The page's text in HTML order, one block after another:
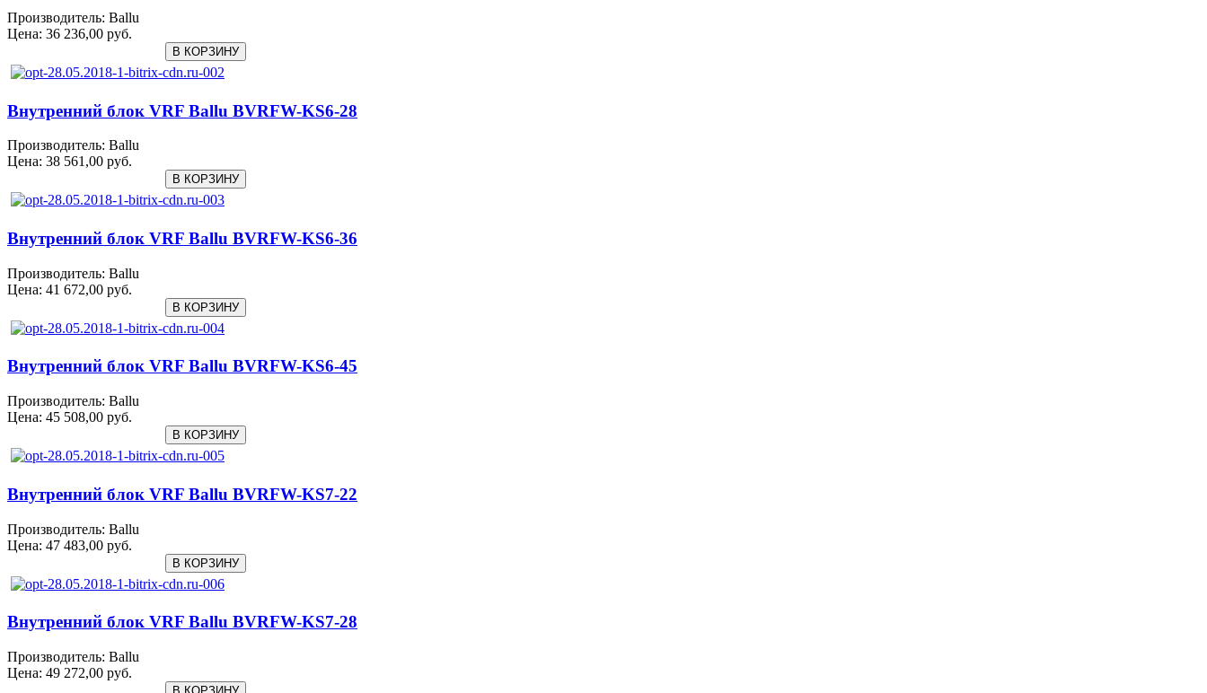
Производитель: Ballu
Цена: 36 236,00 руб.
Внутренний блок VRF Ballu BVRFW-KS6-28
Производитель: Ballu
Цена: 38 561,00 руб.
Внутренний блок VRF Ballu BVRFW-KS6-36
Производитель: Ballu
Цена: 41 672,00 руб.
Внутренний блок VRF Ballu BVRFW-KS6-45
Производитель: Ballu
Цена: 45 508,00 руб.
Внутренний блок VRF Ballu BVRFW-KS7-22
Производитель: Ballu
Цена: 47 483,00 руб.
Внутренний блок VRF Ballu BVRFW-KS7-28
Производитель: Ballu
Цена: 49 272,00 руб.